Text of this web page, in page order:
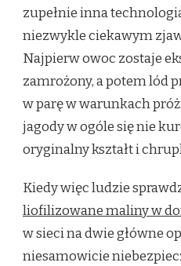
zupełnie inna
niezwykle ciekawym
Najpierw owoc zostaje
zamrożony, a potem lód
w parę w warunkach
jagody w ogóle się nie
oryginalny kształt i
Kiedy więc ludzie
liofilizowane maliny w
w sieci na dwie główne
niesamowicie